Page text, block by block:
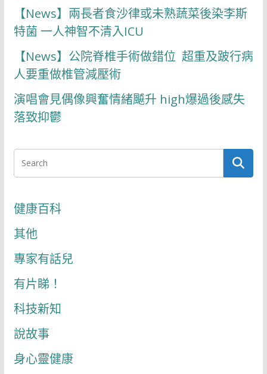
【News】兩長者食沙律或未熟蔬菜後染李斯
特菌 一人神智不清入ICU
【News】公院脊椎手術做錯位 超重及跛行病
人要重做椎管減壓術
演唱會見偶像興奮情緒飇升 high爆過後感失
落致抑鬱
健康百科
其他
專家有話兒
有片睇！
科技新知
說故事
身心靈健康